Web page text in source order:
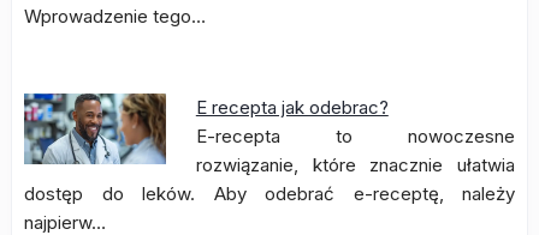
Wprowadzenie tego…
E recepta jak odebrac?
E-recepta to nowoczesne
rozwiązanie, które znacznie ułatwia
dostęp do leków. Aby odebrać e-receptę, należy
najpierw…